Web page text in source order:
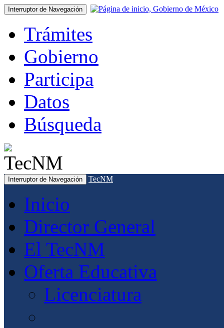
Interruptor de Navegación
Trámites
Gobierno
Participa
Datos
Búsqueda
Interruptor de Navegación TecNM
Inicio
Director General
El TecNM
Oferta Educativa
Licenciatura